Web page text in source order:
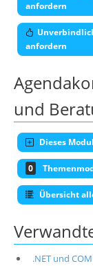
anfordern
anfordern
und
Dieses
0
Übersicht
.NET und